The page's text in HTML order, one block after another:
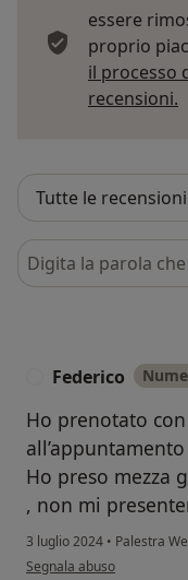
essere
proprio
il processo
recensioni.
Cerca nelle
Federico
Ho prenotato
all’appuntamento
Ho preso mezza
, non mi
3 luglio 2024 • Palestra
secondo l'opinione
Segnala abuso